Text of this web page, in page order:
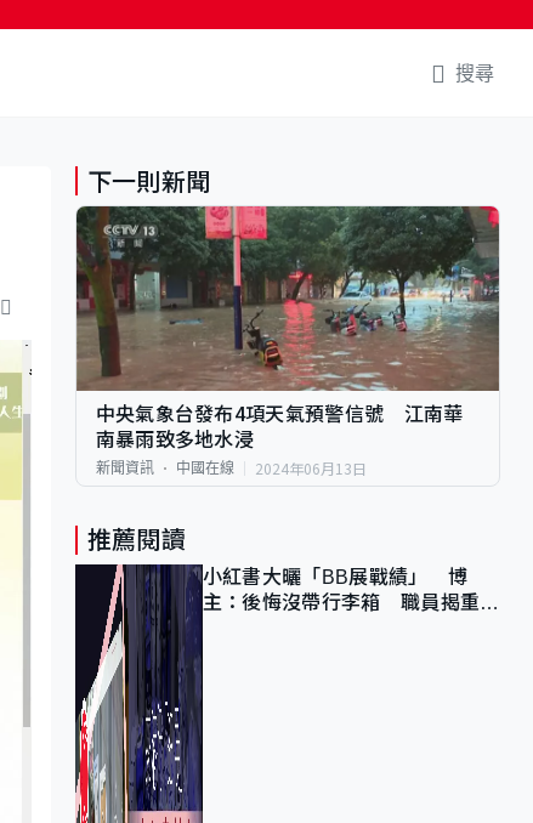
搜尋
下一則新聞
中央氣象台發布4項天氣預警信號 江南華
南暴雨致多地水浸
新聞資訊 中國在線 2024年06月13日
推薦閱讀
小紅書大曬「BB展戰績」 博
主：後悔沒帶行李箱 職員揭重複